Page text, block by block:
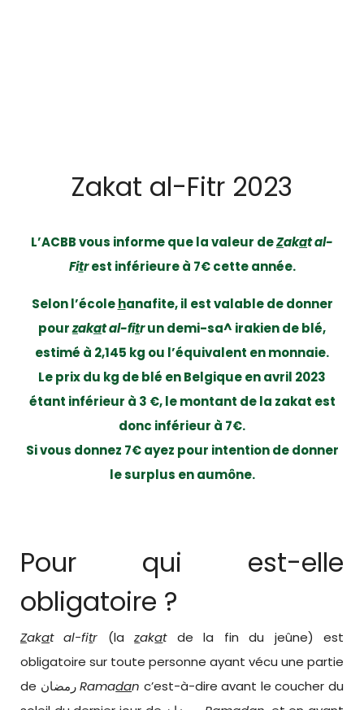
Zakat al-Fitr 2023
L’ACBB vous informe que la valeur deZakat al-
Fitrest inférieure à 7€ cette année.
Selon l’écolehanafite, il est valable de donner
pourzakatal-fitrun demi-sa^ irakien de blé,
estimé à 2,145 kg ou l’équivalent en monnaie.
Le prix du kg de blé en Belgique en avril 2023
étant inférieur à 3 €, le montant de la zakat est
donc inférieur à 7€.
Si vous donnez 7€ ayez pour intention de donner
le surplus en aumône.
Pour qui est-elle
obligatoire ?
Zakat al-fitr (la zakat
de la fin du jeûne) est
obligatoire sur toute personne ayant vécu une partie
de رمضان Ramadan c’est-à-dire avant le coucher du